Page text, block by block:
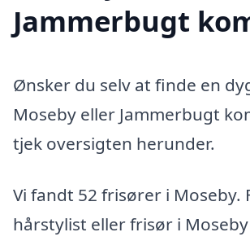
Jammerbugt
Ønsker du selv at finde en
Moseby eller Jammerbugt
tjek oversigten herunder.
Vi fandt 52 frisører i Moseby.
hårstylist eller frisør i